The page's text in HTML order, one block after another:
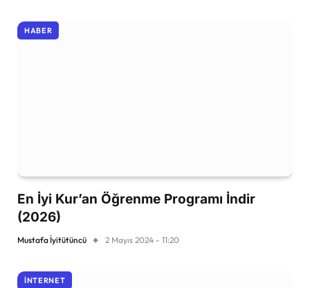
HABER
En İyi Kur’an Öğrenme Programı İndir
(2026)
Mustafa İyitütüncü 2 Mayıs 2024 - 11:20
İNTERNET